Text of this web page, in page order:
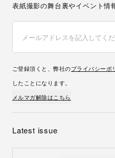
表紙撮影の舞台裏やイベント情
ご登録頂くと、弊社のプライバシーポ
したことになります。
メルマガ解除はこちら
Latest issue